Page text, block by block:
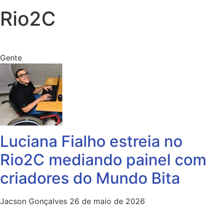
Rio2C
Gente
Luciana Fialho estreia no
Rio2C mediando painel com
criadores do Mundo Bita
Jacson Gonçalves 26 de maio de 2026